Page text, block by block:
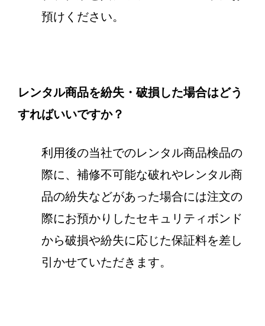
預けください。
レンタル商品を紛失・破損した場合はどう
すればいいですか？
利用後の当社でのレンタル商品検品の
際に、補修不可能な破れやレンタル商
品の紛失などがあった場合には注文の
際にお預かりしたセキュリティボンド
から破損や紛失に応じた保証料を差し
引かせていただきます。